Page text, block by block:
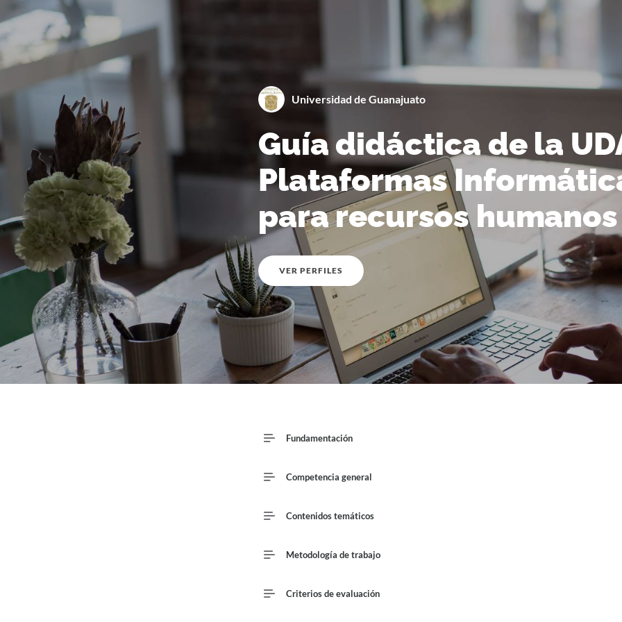
Universidad de Guanajuato
Guía didáctica de la
Plataformas
para recursos humanos
VER PERFILES
Fundamentación
Competencia general
Contenidos temáticos
Metodología de trabajo
Criterios de evaluación